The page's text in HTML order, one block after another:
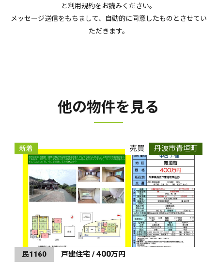
と利用規約をお読みください。
メッセージ送信をもちまして、自動的に同意したものとさせてい
ただきます。
他の物件を見る
新着 売買 丹波市青垣町
民1160 戸建住宅 / 400万円